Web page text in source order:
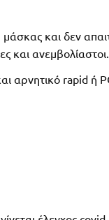
και δεν
και ανεμβολίαστοι.
αρνητικό rapid ή